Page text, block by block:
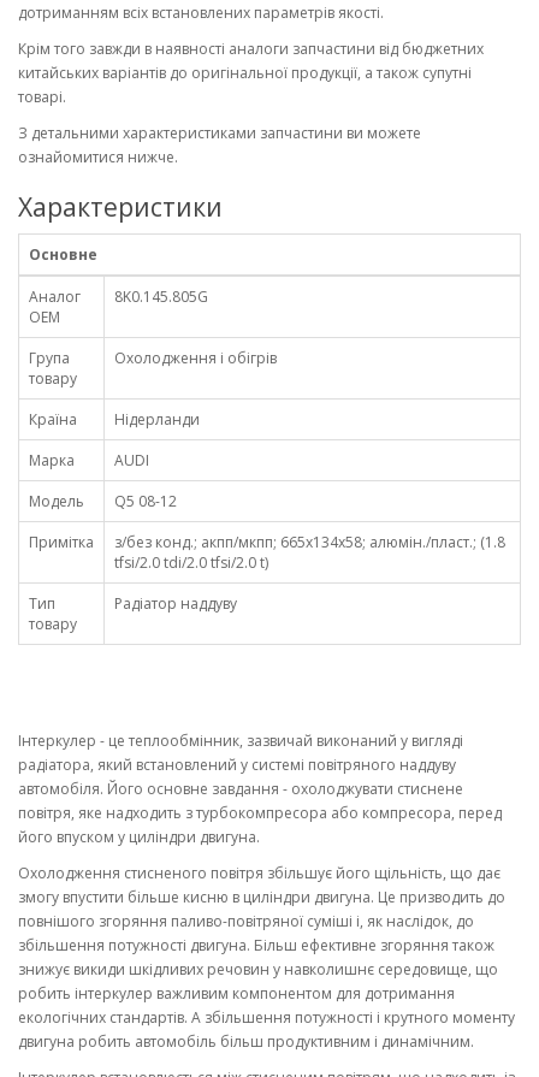
дотриманням всіх встановлених параметрів якості.
Крім того завжди в наявності аналоги запчастини від бюджетних
китайських варіантів до оригінальної продукції, а також супутні
товарі.
З детальними характеристиками запчастини ви можете
ознайомитися нижче.
Характеристики
Основне
Аналог
OEM
8K0.145.805G
Група
товару
Охолодження і обігрів
Країна
Нідерланди
Марка
AUDI
Модель
Q5 08-12
Примітка
з/без конд.; акпп/мкпп; 665x134x58; алюмін./пласт.; (1.8
tfsi/2.0 tdi/2.0 tfsi/2.0 t)
Тип
товару
Радіатор наддуву
Інтеркулер - це теплообмінник, зазвичай виконаний у вигляді
радіатора, який встановлений у системі повітряного наддуву
автомобіля. Його основне завдання - охолоджувати стиснене
повітря, яке надходить з турбокомпресора або компресора, перед
його впуском у циліндри двигуна.
Охолодження стисненого повітря збільшує його щільність, що дає
змогу впустити більше кисню в циліндри двигуна. Це призводить до
повнішого згоряння паливо-повітряної суміші і, як наслідок, до
збільшення потужності двигуна. Більш ефективне згоряння також
знижує викиди шкідливих речовин у навколишнє середовище, що
робить інтеркулер важливим компонентом для дотримання
екологічних стандартів. А збільшення потужності і крутного моменту
двигуна робить автомобіль більш продуктивним і динамічним.